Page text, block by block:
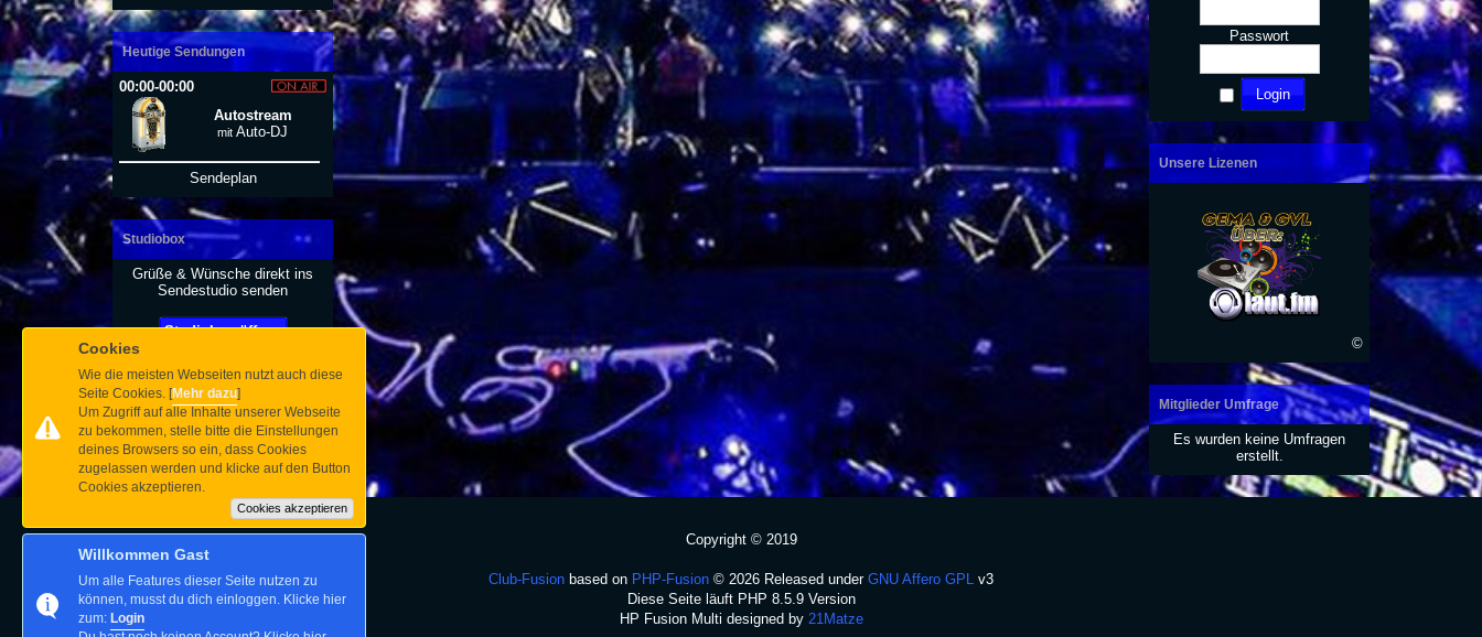
Heutige Sendungen
00:00-00:00
Autostream
mit Auto-DJ
Sendeplan
Studiobox
Grüße & Wünsche direkt ins
Sendestudio senden
Studiobox öffnen
Passwort
Unsere Lizenen
©
Mitglieder Umfrage
Es wurden keine Umfragen
erstellt.
Cookies akzeptieren
Cookies
Wie die meisten Webseiten nutzt auch diese
Seite Cookies. [Mehr dazu]
Um Zugriff auf alle Inhalte unserer Webseite
zu bekommen, stelle bitte die Einstellungen
deines Browsers so ein, dass Cookies
zugelassen werden und klicke auf den Button
Cookies akzeptieren.
Willkommen Gast
Um alle Features dieser Seite nutzen zu
können, musst du dich einloggen. Klicke hier
zum: Login
Copyright © 2019
Club-Fusion based on PHP-Fusion © 2026 Released under GNU Affero GPL v3
Diese Seite läuft PHP 8.5.9 Version
HP Fusion Multi designed by 21Matze